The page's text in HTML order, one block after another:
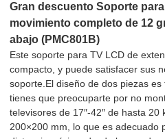
Gran descuento Soporte
movimiento completo de 12
abajo (PMC801B)
Este soporte para TV LCD de
compacto, y puede satisfacer sus
soporte.El diseño de dos piezas
tienes que preocuparte por no
televisores de 17″-42″ de hasta 20
200×200 mm, lo que es adecuado